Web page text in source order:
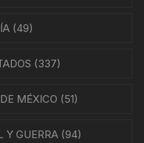
(49)
(337)
MÉXICO (51)
Y GUERRA (94)